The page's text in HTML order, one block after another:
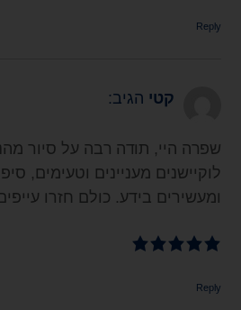
Reply
קטי הגיב:
שפרה היי, תודה רבה על סיור
לוקיישנים מעניינים וטעימים,
ומעשירים בידע. כולם חזרו
Reply